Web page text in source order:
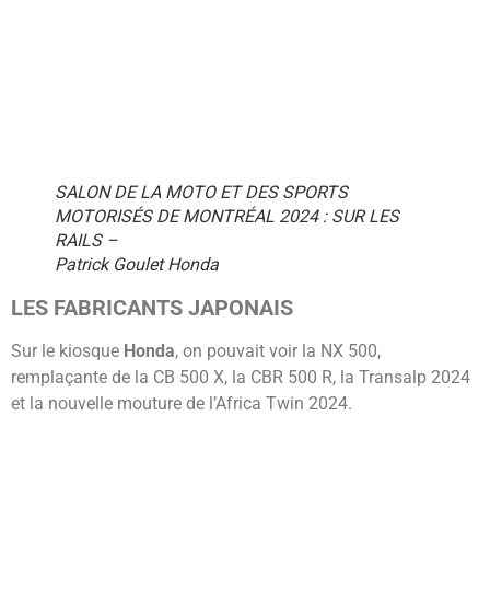
SALON DE LA MOTO ET DES SPORTS
MOTORISÉS DE MONTRÉAL 2024 : SUR LES
RAILS –
Patrick Goulet Honda
LES FABRICANTS JAPONAIS
Sur le kiosque Honda, on pouvait voir la NX 500,
remplaçante de la CB 500 X, la CBR 500 R, la Transalp 2024
et la nouvelle mouture de l’Africa Twin 2024.